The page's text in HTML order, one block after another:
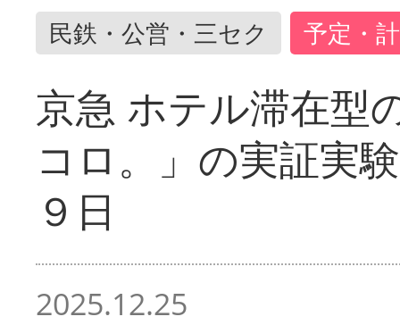
民鉄・公営・三セク 予定・
京急 ホテル滞在型
コロ。」の実証実
９日
2025.12.25